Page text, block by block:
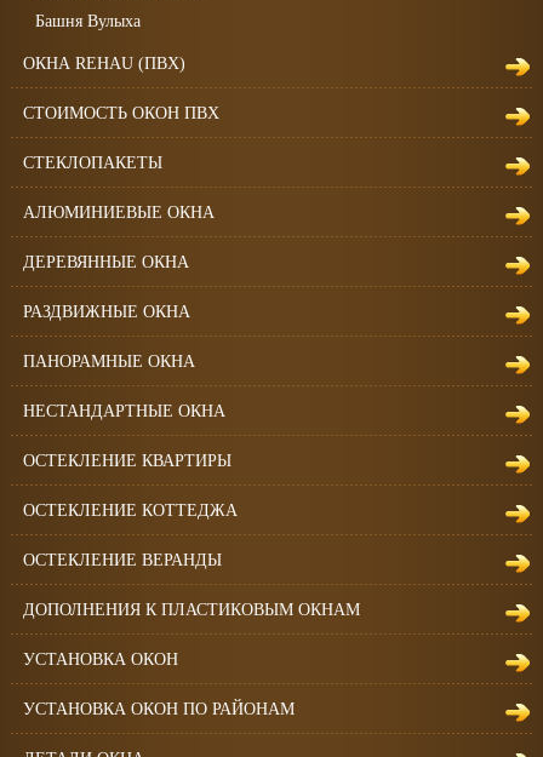
Башня Вулыха
ОКНА REHAU (ПВХ)
СТОИМОСТЬ ОКОН ПВХ
СТЕКЛОПАКЕТЫ
АЛЮМИНИЕВЫЕ ОКНА
ДЕРЕВЯННЫЕ ОКНА
РАЗДВИЖНЫЕ ОКНА
ПАНОРАМНЫЕ ОКНА
НЕСТАНДАРТНЫЕ ОКНА
ОСТЕКЛЕНИЕ КВАРТИРЫ
ОСТЕКЛЕНИЕ КОТТЕДЖА
ОСТЕКЛЕНИЕ ВЕРАНДЫ
ДОПОЛНЕНИЯ К ПЛАСТИКОВЫМ ОКНАМ
УСТАНОВКА ОКОН
УСТАНОВКА ОКОН ПО РАЙОНАМ